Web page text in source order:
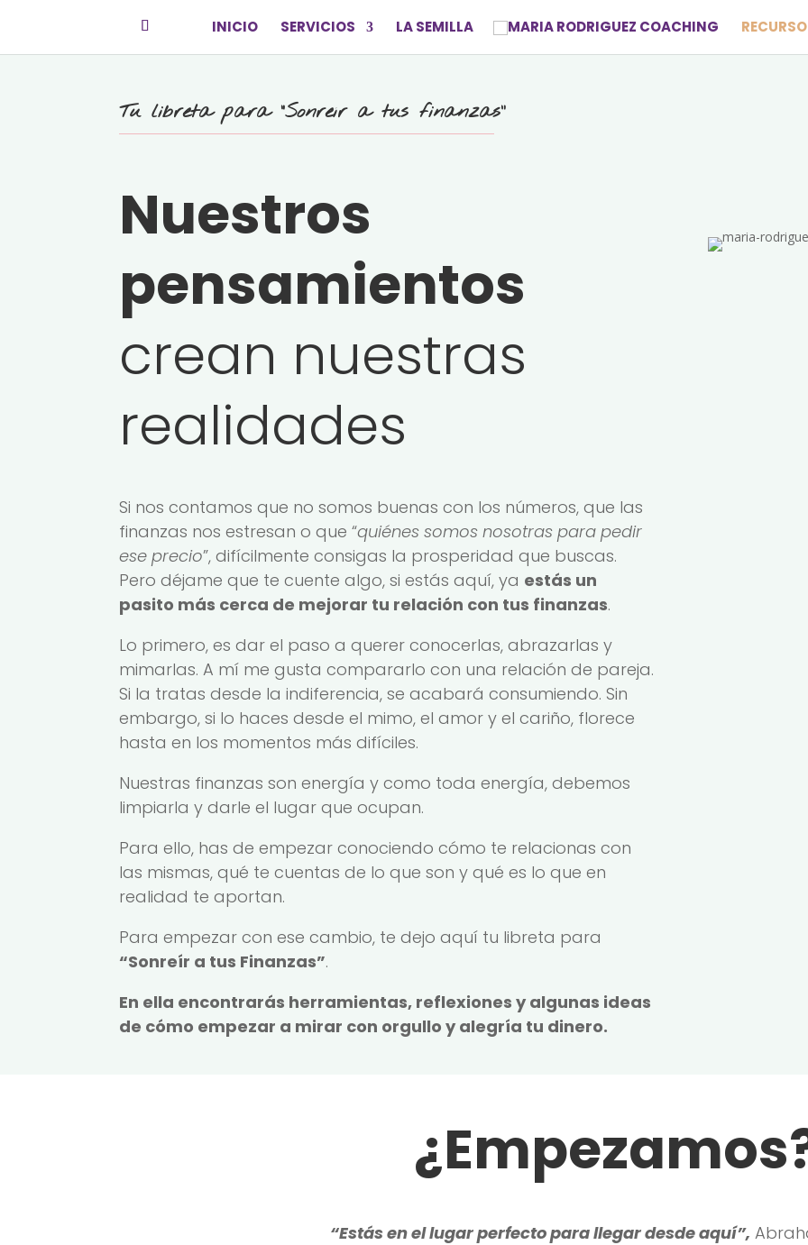
INICIO SERVICIOS LA SEMILLA
Tu libreta para “Sonreír a tus finanzas”
Nuestros
pensamientos
crean nuestras
realidades
Si nos contamos que no somos buenas con los números, que las
finanzas nos estresan o que “quiénes somos nosotras para pedir
ese precio”, difícilmente consigas la prosperidad que buscas.
Pero déjame que te cuente algo, si estás aquí, ya estás un
pasito más cerca de mejorar tu relación con tus finanzas.
Lo primero, es dar el paso a querer conocerlas, abrazarlas y
mimarlas. A mí me gusta compararlo con una relación de pareja.
Si la tratas desde la indiferencia, se acabará consumiendo. Sin
embargo, si lo haces desde el mimo, el amor y el cariño, florece
hasta en los momentos más difíciles.
Nuestras finanzas son energía y como toda energía, debemos
limpiarla y darle el lugar que ocupan.
Para ello, has de empezar conociendo cómo te relacionas con
las mismas, qué te cuentas de lo que son y qué es lo que en
realidad te aportan.
Para empezar con ese cambio, te dejo aquí tu libreta para
“Sonreír a tus Finanzas”.
En ella encontrarás herramientas, reflexiones y algunas ideas
de cómo empezar a mirar con orgullo y alegría tu dinero.
“Estás en el lugar perfecto para llegar desde aquí”,